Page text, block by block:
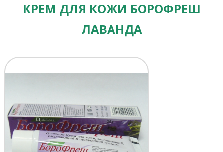
КРЕМ ДЛЯ КОЖИ БОРОФРЕШ
ЛАВАНДА